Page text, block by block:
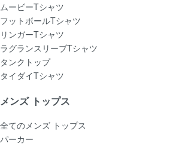
ムービーTシャツ
フットボールTシャツ
リンガーTシャツ
ラグランスリーブTシャツ
タンクトップ
タイダイTシャツ
メンズ トップス
全てのメンズ トップス
パーカー